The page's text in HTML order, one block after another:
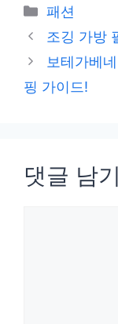
카
테
리
패션
조깅 가방
보테가베
핑 가이드!
댓글 남